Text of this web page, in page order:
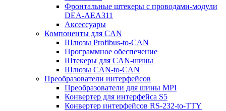
Фронтальные штекеры с проводами-модули
DEA-AEA311
Аксессуары
Компоненты для CAN
Шлюзы Profibus-to-CAN
Программное обеспечение
Штекеры для CAN-шины
Шлюзы CAN-to-CAN
Преобразователи интерфейсов
Преобразователи для шины MPI
Конвертер для интерфейса S5
Конвертер интерфейсов RS-232-to-TTY